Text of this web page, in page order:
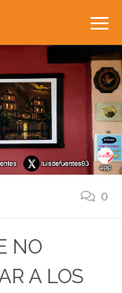
0
NO
A LOS